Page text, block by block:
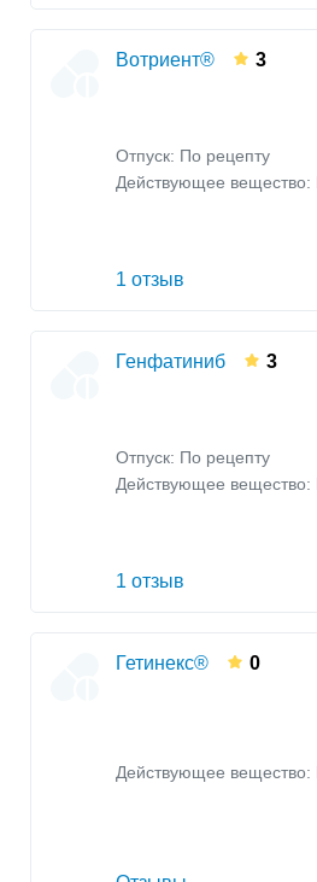
Вотриент® 3
Отпуск: По рецепту
Действующее вещество:
1 отзыв
Генфатиниб 3
Отпуск: По рецепту
Действующее вещество:
1 отзыв
Гетинекс® 0
Действующее вещество: